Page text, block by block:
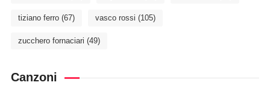
tiziano ferro(67) vasco rossi (105)
zucchero fornaciari (49)
Canzoni